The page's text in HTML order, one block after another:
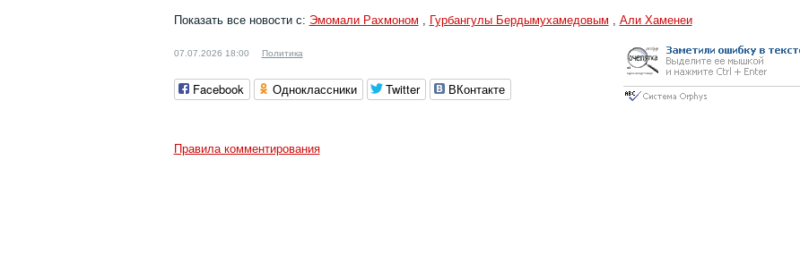
Показать все новости с: Эмомали Рахмоном , Гурбангулы Бердымухамедовым , Али Хаменеи
07.07.2026 18:00 Политика
Facebook Одноклассники Twitter ВКонтакте
Правила комментирования